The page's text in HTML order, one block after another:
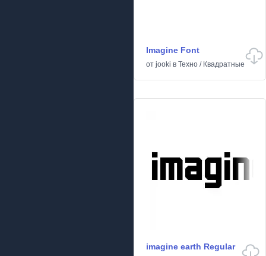
Imagine Font
от jooki в Техно / Квадратные
imagine earth Regular